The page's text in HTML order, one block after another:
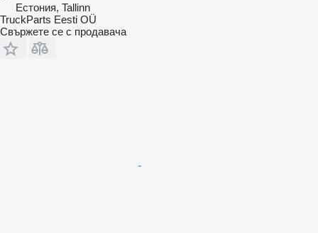
Естония, Tallinn
TruckParts Eesti OÜ
Свържете се с продавача